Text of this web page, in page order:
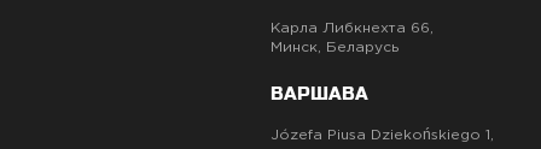
Карла Либкнехта 66,
Минск, Беларусь
ВАРШАВА
Józefa Piusa Dziekońskiego 1,